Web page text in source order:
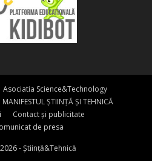
Asociatia Science&Technology
MANIFESTUL ȘTIINȚĂ ȘI TEHNICĂ
Contact și publicitate
de presa
- Știință&Tehnică